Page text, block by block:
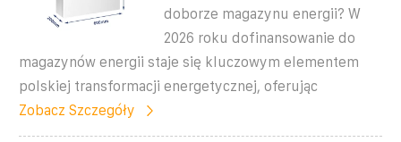
doborze magazynu energii? W
2026 roku dofinansowanie do
magazynów energii staje się kluczowym elementem
polskiej transformacji energetycznej, oferując
Zobacz Szczegóły